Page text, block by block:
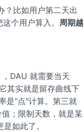
比如用户第二天出
个用户算入。 周期越
，DAU 就需要当天
其实就是留存曲线下
是"点"计算。第三就
；限制天数，就是某
是如此了。